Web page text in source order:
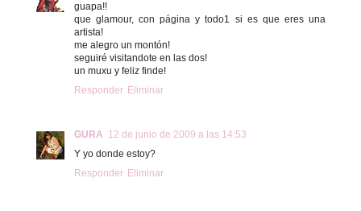
guapa!!
que glamour, con página y todo1 si es que eres una
artista!
me alegro un montón!
seguiré visitandote en las dos!
un muxu y feliz finde!
Responder Eliminar
GURA 12 de junio de 2009 a las 14:53
Y yo donde estoy?
Responder Eliminar